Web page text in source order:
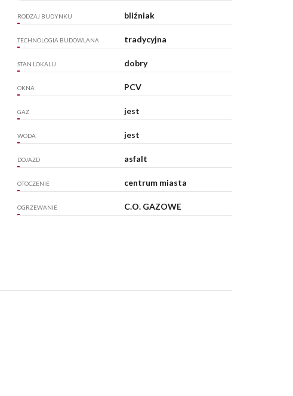
RODZAJ BUDYNKU bliźniak
TECHNOLOGIA BUDOWLANA tradycyjna
STAN LOKALU dobry
OKNA PCV
GAZ jest
WODA jest
DOJAZD asfalt
OTOCZENIE centrum miasta
OGRZEWANIE C.O. GAZOWE